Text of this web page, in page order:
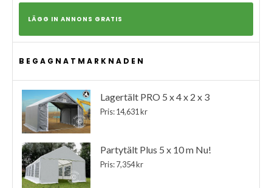
LÄGG IN ANNONS GRATIS
BEGAGNATMARKNADEN
Lagertält PRO 5 x 4 x 2 x 3
Pris: 14,631 kr
Partytält Plus 5 x 10 m Nu!
Pris: 7,354 kr